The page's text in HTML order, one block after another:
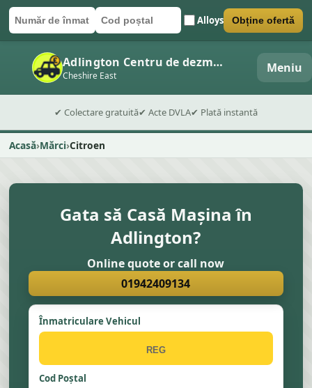
Număr de înmatriculare
Cod poștal Alloys
Trimite formularul Obține ofertă
Adlington Centru de dezmembrări auto
Cheshire East Meniu
✔ Colectare gratuită✔ Acte DVLA✔ Plată instantă
Acasă Mărci Citroen
Gata să Casă Mașina în
Adlington?
Online quote or call now
01942409134
Înmatriculare Vehicul
Cod Poștal